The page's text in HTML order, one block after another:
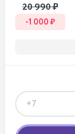
20 990 ₽
-1 000 ₽